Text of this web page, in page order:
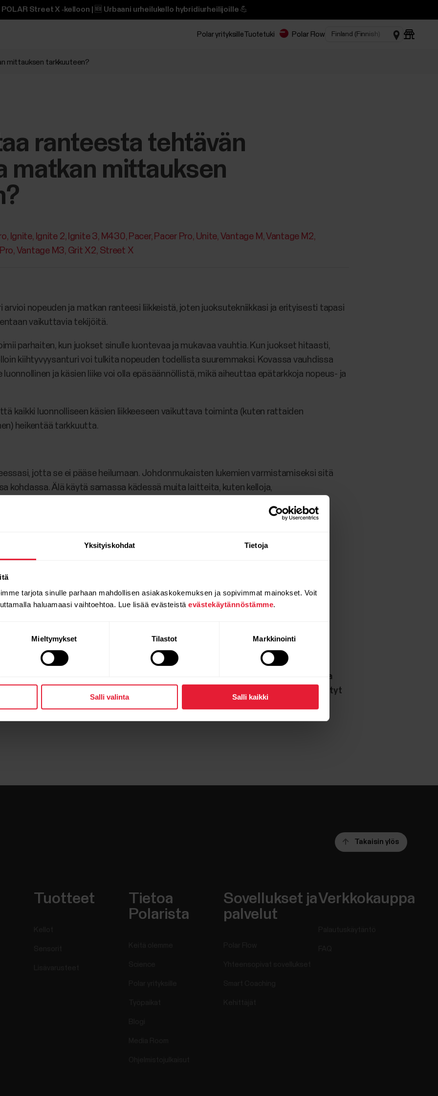
Yksityiskohdat Tietoja
tarjota sinulle parhaan mahdollisen asiakaskokemuksen ja sopivimmat mainokset. Voit
haluamaasi vaihtoehtoa. Lue lisää evästeistä evästekäytännöstämme.
Mieltymykset Tilastot Markkinointi
Salli valinta Salli kaikki
Street X ‑kelloon | 🆕 Urbaani urheilukello hybridiurheilijoille 💪
Polar yrityksilleTuotetuki Polar Flow
mittauksen tarkkuuteen?
ranteesta tehtävän
matkan mittauksen
Ignite Ignite 2 Ignite 3 M430 Pacer Pacer Pro Unite Vantage M Vantage M2
Vantage M3 Grit X2 Street X
nopeuden ja matkan ranteesi liikkeistä, joten juoksutekniikkasi ja erityisesti tapasi
vaikuttavia tekijöitä.
parhaiten, kun juokset sinulle luontevaa ja mukavaa vauhtia. Kun juokset hitaasti,
kiihtyvyysanturi voi tulkita nopeuden todellista suuremmaksi. Kovassa vauhdissa
ja käsien liike voi olla epäsäännöllistä, mikä aiheuttaa epätarkkoja nopeus- ja
kaikki luonnolliseen käsien liikkeeseen vaikuttava toiminta (kuten rattaiden
heikentää tarkkuutta.
jotta se ei pääse heilumaan. Johdonmukaisten lukemien varmistamiseksi sitä
kohdassa. Älä käytä samassa kädessä muita laitteita, kuten kelloja,
Älä myöskään pidä samassa kädessä esimerkiksi karttaa tai
kädessä pidät laitetta, ja että olet määrittänyt pituutesi oikein laitteen
ranteestasi mitattavat kiihtyvyysarvot poikkeavat arvoista, jotka mitataan
alustalla. Tästä johtuen mittauksen tarkkuus voi vaihdella sen mukaan, millaisella
kiihtyvyysanturilla mitatut nopeus- ja matkalukemat eivät ole yhtä tarkkoja
että nopeus- tai matkalukemasi ovat virheellisiä, tarkista, että laitteeseen määritetyt
voisiko joku edellä mainituista tekijöistä vaikuttaa lukemiin.
Takaisin ylös
Tuotteet
Tietoa
Polarista
Sovellukset ja
palvelut
Verkkokauppa